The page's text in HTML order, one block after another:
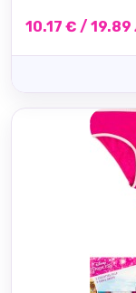
10.17 € / 19.89